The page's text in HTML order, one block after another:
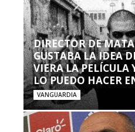
DIRECTOR DE
GUSTABA LA IDEA
VIERA LA PELÍCULA
LO PUEDO HACER
VANGUARDIA